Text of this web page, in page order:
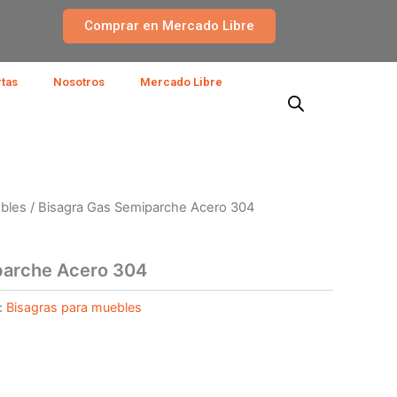
Comprar en Mercado Libre
Nosotros Mercado Libre
/ Bisagra Gas Semiparche Acero 304
Acero 304
Bisagras para muebles